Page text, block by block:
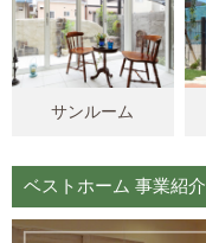
サンルーム
ベストホーム 事業紹介